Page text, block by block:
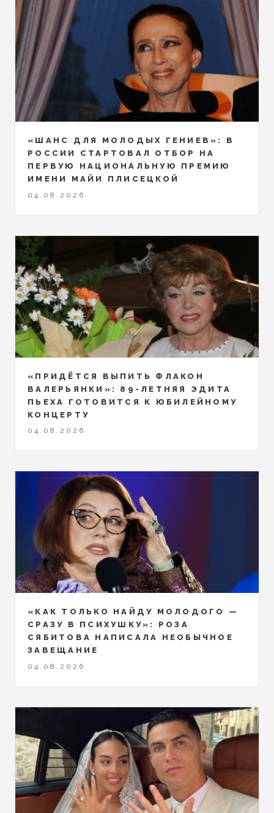
«ШАНС ДЛЯ МОЛОДЫХ ГЕНИЕВ»: В
РОССИИ СТАРТОВАЛ ОТБОР НА
ПЕРВУЮ НАЦИОНАЛЬНУЮ ПРЕМИЮ
ИМЕНИ МАЙИ ПЛИСЕЦКОЙ
04.08.2026
«ПРИДЁТСЯ ВЫПИТЬ ФЛАКОН
ВАЛЕРЬЯНКИ»: 89-ЛЕТНЯЯ ЭДИТА
ПЬЕХА ГОТОВИТСЯ К ЮБИЛЕЙНОМУ
КОНЦЕРТУ
04.08.2026
«КАК ТОЛЬКО НАЙДУ МОЛОДОГО —
СРАЗУ В ПСИХУШКУ»: РОЗА
СЯБИТОВА НАПИСАЛА НЕОБЫЧНОЕ
ЗАВЕЩАНИЕ
04.08.2026